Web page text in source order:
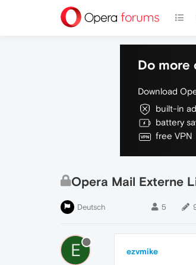
Do more
Download
built-in
battery
free VPN
Opera Mail Externe
Deutsch 5
E ezvmike